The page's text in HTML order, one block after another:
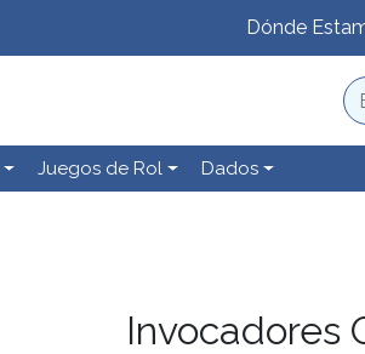
Dónde
Juegos de Rol Dados
Invocadores